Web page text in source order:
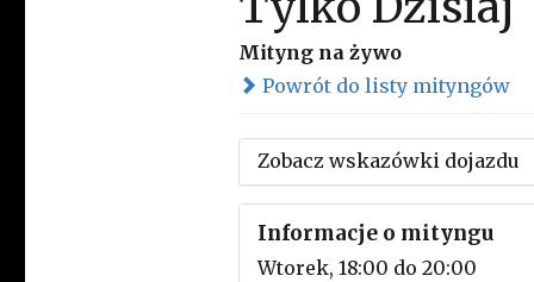
Mityng na żywo
Powrót do listy mityngów
Zobacz wskazówki dojazdu
Informacje o mityngu
Wtorek, 18:00 do 20:00